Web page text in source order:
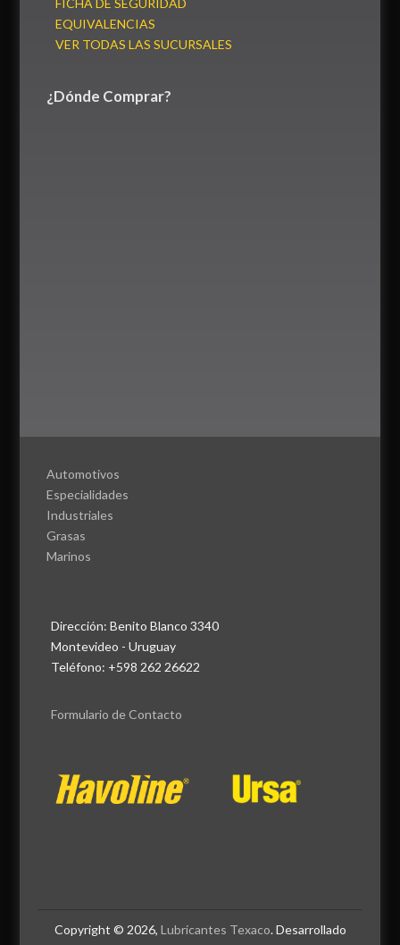
FICHA DE SEGURIDAD
EQUIVALENCIAS
VER TODAS LAS SUCURSALES
¿Dónde Comprar?
Automotivos
Especialidades
Industriales
Grasas
Marinos
Dirección: Benito Blanco 3340
Montevideo - Uruguay
Teléfono: +598 262 26622
Formulario de Contacto
Copyright © 2026, Lubricantes Texaco. Desarrollado